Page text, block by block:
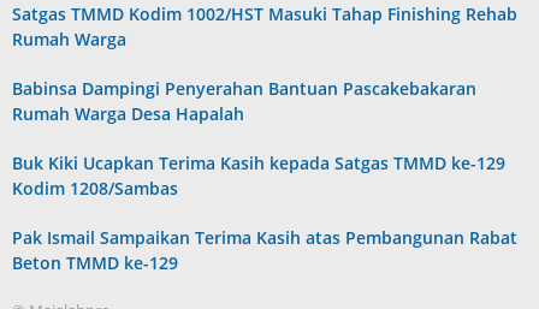
Satgas TMMD Kodim 1002/HST Masuki Tahap Finishing Rehab
Rumah Warga
Babinsa Dampingi Penyerahan Bantuan Pascakebakaran
Rumah Warga Desa Hapalah
Buk Kiki Ucapkan Terima Kasih kepada Satgas TMMD ke-129
Kodim 1208/Sambas
Pak Ismail Sampaikan Terima Kasih atas Pembangunan Rabat
Beton TMMD ke-129